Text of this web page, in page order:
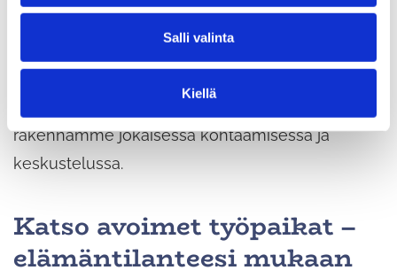
Salli valinta
Kiellä
kehittämistä asukaslähtöisesti. Meistä jokainen
taidetta joka päivä. Autamme ja kannustamme
rakennamme jokaisessa kohtaamisessa ja
keskustelussa.
Katso avoimet työpaikat –
elämäntilanteesi mukaan